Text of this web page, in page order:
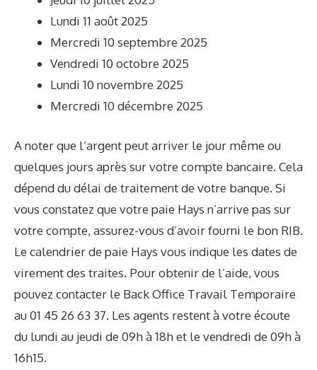
Lundi 11 août 2025
Mercredi 10 septembre 2025
Vendredi 10 octobre 2025
Lundi 10 novembre 2025
Mercredi 10 décembre 2025
A noter que l’argent peut arriver le jour même ou
quelques jours après sur votre compte bancaire. Cela
dépend du délai de traitement de votre banque. Si
vous constatez que votre paie Hays n’arrive pas sur
votre compte, assurez-vous d’avoir fourni le bon RIB.
Le calendrier de paie Hays vous indique les dates de
virement des traites. Pour obtenir de l’aide, vous
pouvez contacter le Back Office Travail Temporaire
au01 45 26 63 37. Les agents restent à votre écoute
du lundi au jeudi de 09h à 18h et le vendredi de 09h à
16h15.